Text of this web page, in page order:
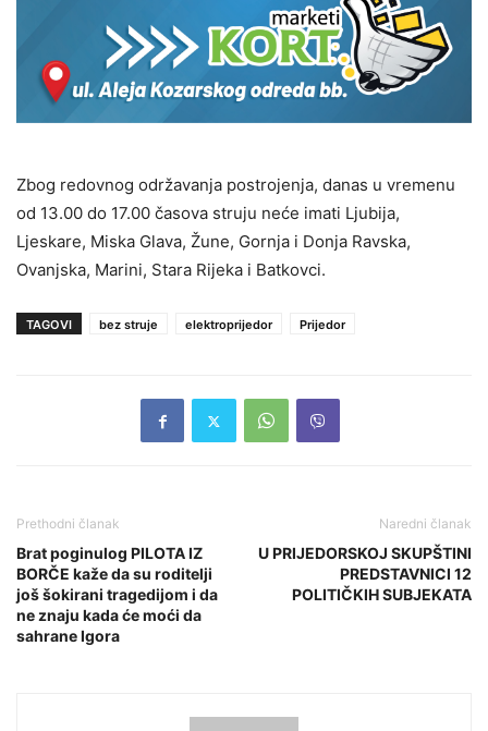
Zbog redovnog održavanja postrojenja, danas u vremenu
od 13.00 do 17.00 časova struju neće imati Ljubija,
Ljeskare, Miska Glava, Žune, Gornja i Donja Ravska,
Ovanjska, Marini, Stara Rijeka i Batkovci.
TAGOVI bez struje elektroprijedor Prijedor
Prethodni članak
Brat poginulog PILOTA IZ
BORČE kaže da su roditelji
još šokirani tragedijom i da
ne znaju kada će moći da
sahrane Igora
Naredni članak
U PRIJEDORSKOJ SKUPŠTINI
PREDSTAVNICI 12
POLITIČKIH SUBJEKATA